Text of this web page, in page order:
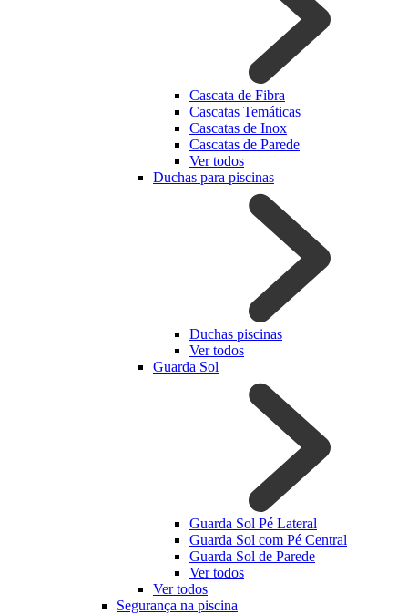
Cascata de Fibra
Cascatas Temáticas
Cascatas de Inox
Cascatas de Parede
Ver todos
Duchas para piscinas
Duchas piscinas
Ver todos
Guarda Sol
Guarda Sol Pé Lateral
Guarda Sol com Pé Central
Guarda Sol de Parede
Ver todos
Ver todos
Segurança na piscina